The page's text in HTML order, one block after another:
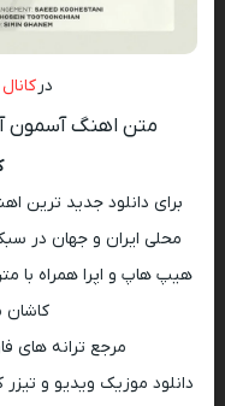
در
متن اهنگ آسمون
برای دانلود جدید ترین
محلی ایران و جهان در
کاشان
مرجع ترانه های
دانلود موزیک ویدیو و